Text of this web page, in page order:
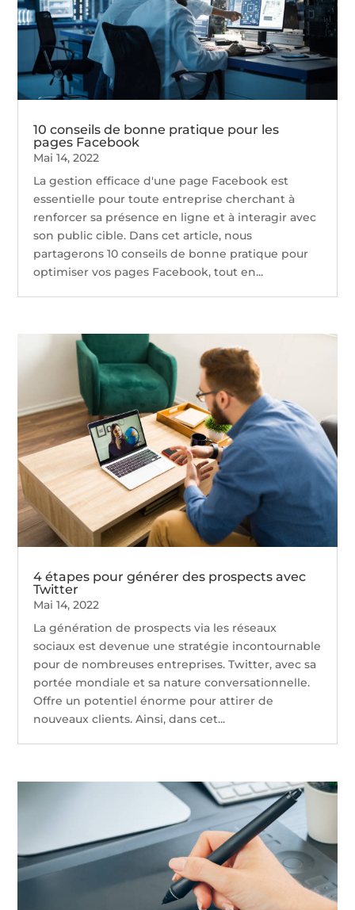
10 conseils de bonne pratique pour les
pages Facebook
Mai 14, 2022
La gestion efficace d'une page Facebook est
essentielle pour toute entreprise cherchant à
renforcer sa présence en ligne et à interagir avec
son public cible. Dans cet article, nous
partagerons 10 conseils de bonne pratique pour
optimiser vos pages Facebook, tout en...
4 étapes pour générer des prospects avec
Twitter
Mai 14, 2022
La génération de prospects via les réseaux
sociaux est devenue une stratégie incontournable
pour de nombreuses entreprises. Twitter, avec sa
portée mondiale et sa nature conversationnelle.
Offre un potentiel énorme pour attirer de
nouveaux clients. Ainsi, dans cet...